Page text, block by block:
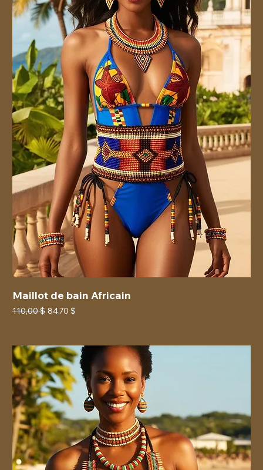
Maillot de bain Africain
Prix original
110,00 $ Prix promotionnel
84,70 $